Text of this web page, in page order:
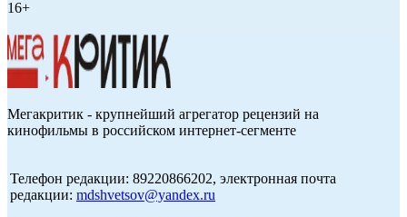
16+
Мегакритик - крупнейший агрегатор рецензий на
кинофильмы в российском интернет-сегменте
Телефон редакции: 89220866202, электронная почта
редакции: mdshvetsov@yandex.ru